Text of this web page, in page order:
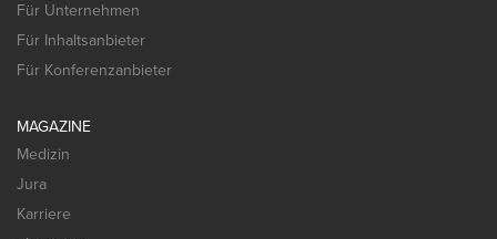
Für Unternehmen
Für Inhaltsanbieter
Für Konferenzanbieter
MAGAZINE
Medizin
Jura
Karriere